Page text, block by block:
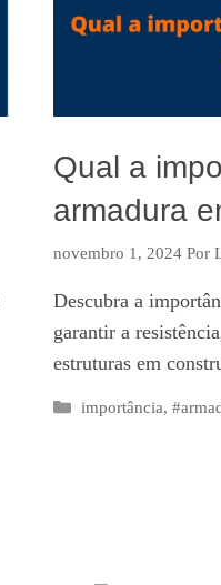
Qual a
armadura
novembro 1, 2024 Por
Descubra a
garantir a
estruturas em
Categorias
importância,